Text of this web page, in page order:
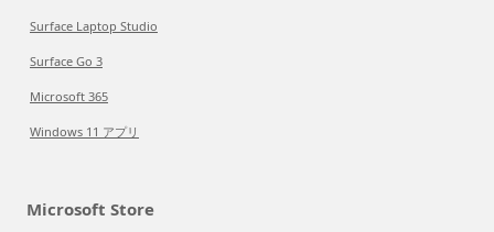
Surface Laptop Studio
Surface Go 3
Microsoft 365
Windows 11 アプリ
Microsoft Store